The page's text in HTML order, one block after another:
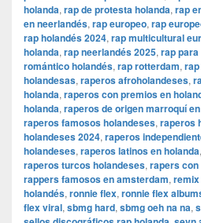
holanda, rap de protesta holanda, rap
en neerlandés, rap europeo, rap
rap holandés 2024, rap multicultural
holanda, rap neerlandés 2025, rap
romántico holandés, rap rotterdam,
holandesas, raperos afroholandeses,
holanda, raperos con premios en
holanda, raperos de origen marroquí
raperos famosos holandeses, raperos
holandeses 2024, raperos
holandeses, raperos latinos en holanda,
raperos turcos holandeses, rapers
rappers famosos en amsterdam,
holandés, ronnie flex, ronnie flex
flex viral, sbmg hard, sbmg oeh na na,